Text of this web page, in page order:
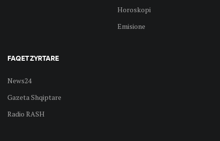
Horoskopi
Emisione
FAQET ZYRTARE
News24
Gazeta Shqiptare
Radio RASH